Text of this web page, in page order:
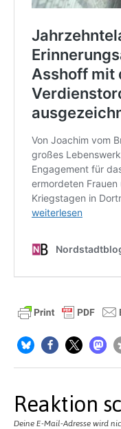
Reaktion
Deine E-Mail-Adresse wird